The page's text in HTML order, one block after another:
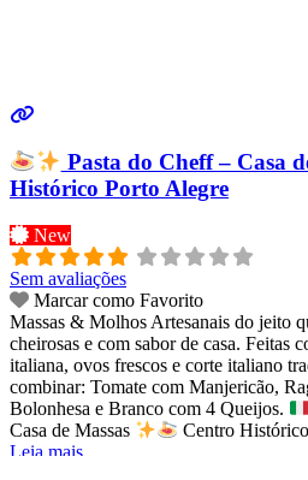
Pasta do Cheff – Casa
Histórico Porto Alegre
New
Sem avaliações
Marcar como Favorito
Massas & Molhos Artesanais do jeito
cheirosas e com sabor de casa. Feitas
italiana, ovos frescos e corte italiano
combinar: Tomate com Manjericão,
Bolonhesa e Branco com 4 Queijos.
Casa de Massas
Centro
Leia mais...